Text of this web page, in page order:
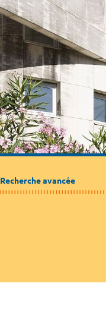
Recherche avancée